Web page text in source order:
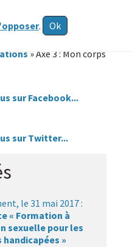
. Ok
» Axe 3 : Mon corps
sur Facebook...
sur Twitter...
le 31 mai 2017 :
« Formation à
sexuelle pour les
handicapées »